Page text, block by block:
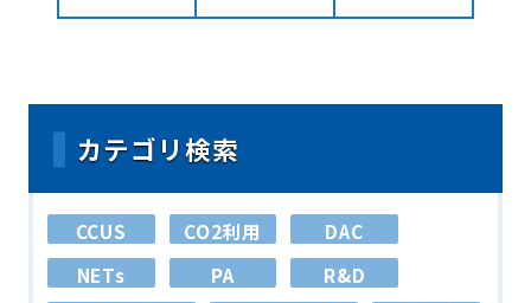
カテゴリ検索
CCUS CO2利用
DAC
NETs
PA
R&D